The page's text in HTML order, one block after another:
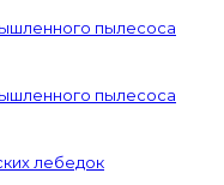
пылесоса
пылесоса
лебедок